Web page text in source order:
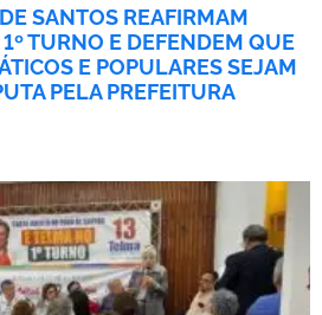
SANTOS REAFIRMAM
TURNO E DEFENDEM QUE
E POPULARES SEJAM
PELA PREFEITURA